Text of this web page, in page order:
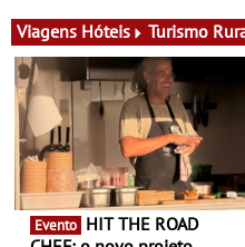
exclusiva
Viagens Hóteis Turismo
Evento